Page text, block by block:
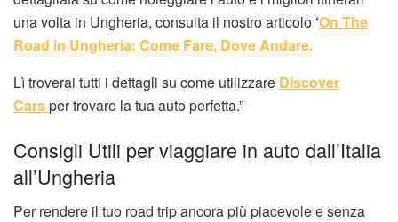
una volta in Ungheria, consulta il nostro articolo ‘On The
Road in Ungheria: Come Fare, Dove Andare.
Lì troverai tutti i dettagli su come utilizzare Discover
Carsper trovare la tua auto perfetta.”
Consigli Utili per viaggiare in auto dall’Italia
all’Ungheria
Per rendere il tuo road trip ancora più piacevole e senza